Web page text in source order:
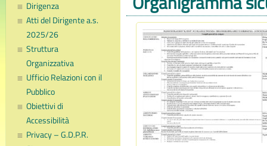
Dirigenza
Atti del Dirigente a.s.
2025/26
Struttura
Organizzativa
Ufficio Relazioni con il
Pubblico
Obiettivi di
Accessibilità
Privacy – G.D.P.R.